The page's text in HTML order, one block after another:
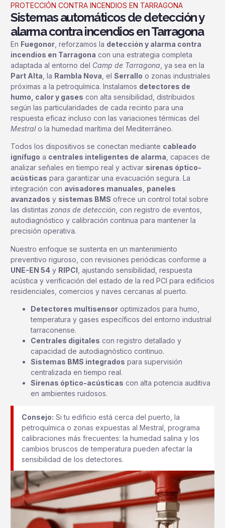
PROTECCIÓN CONTRA INCENDIOS EN TARRAGONA
Sistemas automáticos de detección y
alarma contra incendios en Tarragona
En Fuegonor , reforzamos la detección y alarma contra
incendios en Tarragona con una estrategia completa
adaptada al entorno del Camp de Tarragona , ya sea en la
Part Alta , la Rambla Nova , el Serrallo o zonas industriales
próximas a la petroquímica. Instalamos detectores de
humo, calor y gases con alta sensibilidad, distribuidos
según las particularidades de cada recinto para una
respuesta eficaz incluso con las variaciones térmicas del
Mestralo la humedad marítima del Mediterráneo.
Todos los dispositivos se conectan mediante cableado
ignífugo a centrales inteligentes de alarma , capaces de
analizar señales en tiempo real y activar sirenas óptico-
acústicas para garantizar una evacuación segura. La
integración con avisadores manuales paneles
avanzados y sistemas BMS ofrece un control total sobre
las distintas zonas de detección , con registro de eventos,
autodiagnóstico y calibración continua para mantener la
precisión operativa.
Nuestro enfoque se sustenta en un mantenimiento
preventivo riguroso, con revisiones periódicas conforme a
UNE-EN 54 y RIPCI , ajustando sensibilidad, respuesta
acústica y verificación del estado de la red PCI para edificios
residenciales, comercios y naves cercanas al puerto.
Detectores multisensor optimizados para humo,
temperatura y gases específicos del entorno industrial
tarraconense.
Centrales digitales con registro detallado y
capacidad de autodiagnóstico continuo.
Sistemas BMS integrados para supervisión
centralizada en tiempo real.
Sirenas óptico-acústicas con alta potencia auditiva
en ambientes ruidosos.
Consejo: Si tu edificio está cerca del puerto, la
petroquímica o zonas expuestas al Mestral, programa
calibraciones más frecuentes: la humedad salina y los
cambios bruscos de temperatura pueden afectar la
sensibilidad de los detectores.